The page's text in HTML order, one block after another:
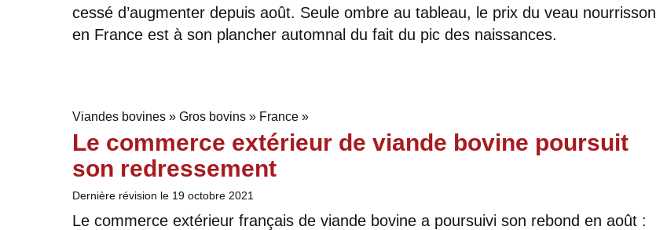
cessé d’augmenter depuis août. Seule ombre au tableau, le prix du veau nourrisson
en France est à son plancher automnal du fait du pic des naissances.
Viandes bovines » Gros bovins » France »
Le commerce extérieur de viande bovine poursuit
son redressement
Dernière révision le 19 octobre 2021
Le commerce extérieur français de viande bovine a poursuivi son rebond en août :